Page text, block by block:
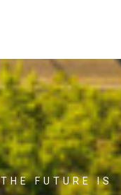
THE FUTURE IS